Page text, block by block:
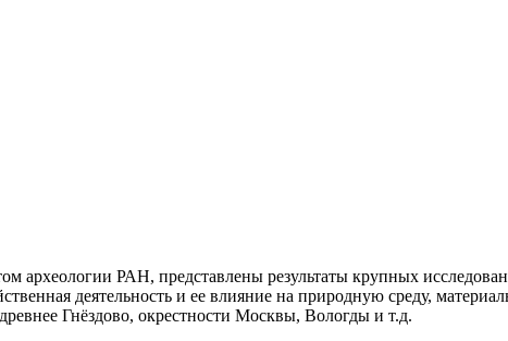
археологии РАН, представлены результаты крупных
деятельность и ее влияние на природную среду,
Гнёздово, окрестности Москвы, Вологды и т.д.